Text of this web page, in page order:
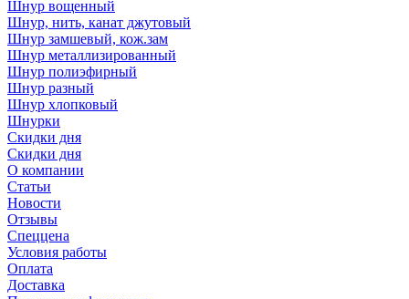
Шнур вощенный
Шнур, нить, канат джутовый
Шнур замшевый, кож.зам
Шнур металлизированный
Шнур полиэфирный
Шнур разный
Шнур хлопковый
Шнурки
Скидки дня
Скидки дня
О компании
Статьи
Новости
Отзывы
Спеццена
Условия работы
Оплата
Доставка